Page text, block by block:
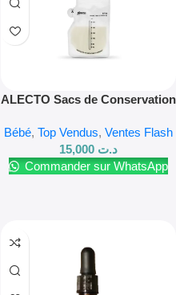
ALECTO Sacs de Conservation
Bébé, Top Vendus, Ventes Flash
د.ت
Commander sur WhatsApp